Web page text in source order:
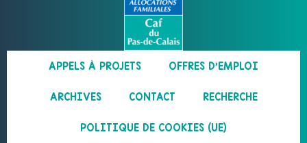
APPELS À PROJETS OFFRES D’EMPLOI
ARCHIVES CONTACT RECHERCHE
POLITIQUE DE COOKIES (UE)